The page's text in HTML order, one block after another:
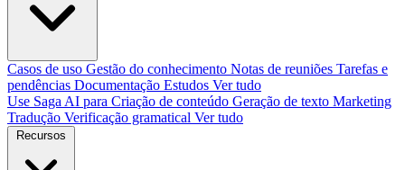
Casos de uso Gestão do conhecimento Notas de reuniões Tarefas e
pendências Documentação Estudos Ver tudo
Use Saga AI para Criação de conteúdo Geração de texto Marketing
Tradução Verificação gramatical Ver tudo